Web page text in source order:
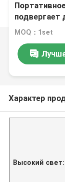
подвергает
обработке
MOQ：1set
Характер
Высокий свет: